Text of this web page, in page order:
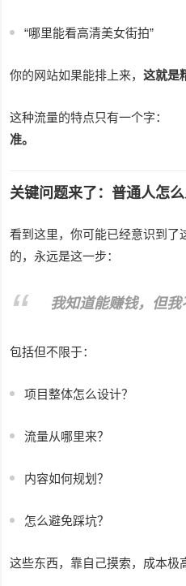
“哪里能看高清美女街拍”
你的网站如果能排上来，这就是
这种流量的特点只有一个字：
准。
关键问题来了：普通人怎么
看到这里，你可能已经意识到了
的，永远是这一步：
我知道能赚钱，但我
包括但不限于：
项目整体怎么设计？
流量从哪里来？
内容如何规划？
怎么避免踩坑？
这些东西，靠自己摸索，成本极